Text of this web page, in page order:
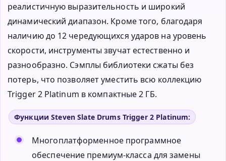
реалистичную выразительность и широкий
динамический диапазон. Кроме того, благодаря
наличию до 12 чередующихся ударов на уровень
скорости, инструменты звучат естественно и
разнообразно. Сэмплы библиотеки сжаты без
потерь, что позволяет уместить всю коллекцию
Trigger 2 Platinum в компактные 2 ГБ.
Функции Steven Slate Drums Trigger 2 Platinum:
Многоплатформенное программное
обеспечение премиум-класса для замены